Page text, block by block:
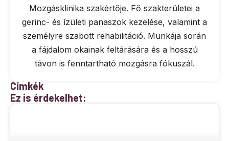
Mozgásklinika szakértője. Fő szakterületei a
gerinc- és ízületi panaszok kezelése, valamint a
személyre szabott rehabilitáció. Munkája során
a fájdalom okainak feltárására és a hosszú
távon is fenntartható mozgásra fókuszál.
Címkék
Ez is érdekelhet: